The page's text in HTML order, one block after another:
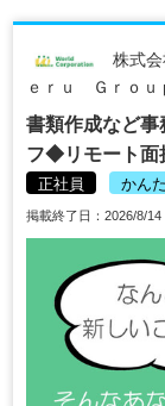
株式
ｅｒｕ Ｇｒｏｕ
書類作成など事
フ◆リモート面
正社員 かん
掲載終了日：2026/8/14